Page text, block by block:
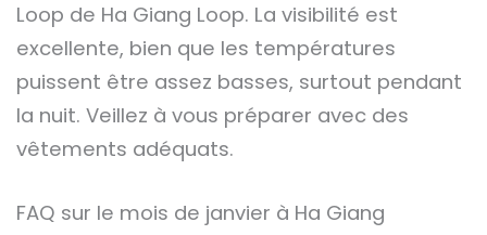
Loop de Ha Giang Loop. La visibilité est
excellente, bien que les températures
puissent être assez basses, surtout pendant
la nuit. Veillez à vous préparer avec des
vêtements adéquats.
FAQ sur le mois de janvier à Ha Giang